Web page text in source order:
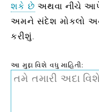
શકે છે અથવા નીચે
અમને સંદેશ મોકલો
કરીશું.
આ મુદ્દા વિશે વધુ માહિતી: